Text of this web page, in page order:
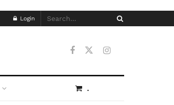
Login
.